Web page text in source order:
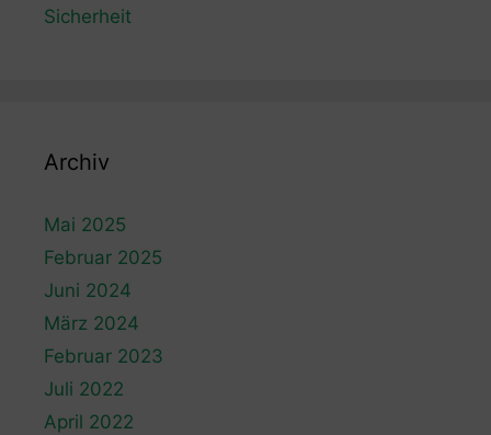
Sicherheit
Archiv
Mai 2025
Februar 2025
Juni 2024
März 2024
Februar 2023
Juli 2022
April 2022